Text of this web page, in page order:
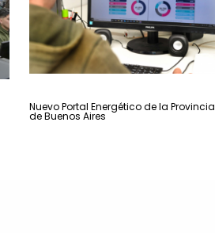
Nuevo Portal Energético de la Provincia
de Buenos Aires